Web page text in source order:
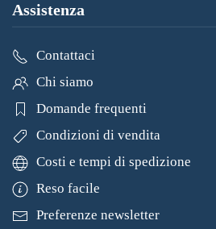
Assistenza
Contattaci
Chi siamo
Domande frequenti
Condizioni di vendita
Costi e tempi di spedizione
Reso facile
Preferenze newsletter